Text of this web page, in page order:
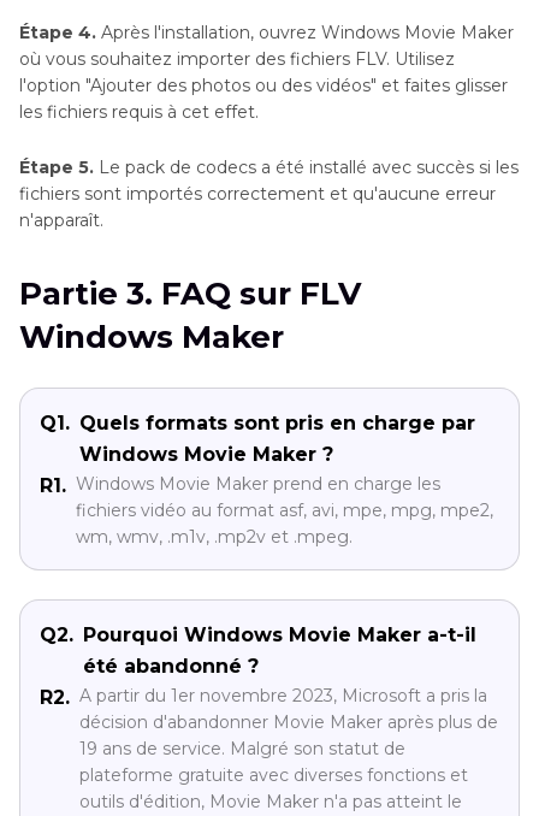
Étape 4. Après l'installation, ouvrez Windows Movie Maker
où vous souhaitez importer des fichiers FLV. Utilisez
l'option "Ajouter des photos ou des vidéos" et faites glisser
les fichiers requis à cet effet.
Étape 5. Le pack de codecs a été installé avec succès si les
fichiers sont importés correctement et qu'aucune erreur
n'apparaît.
Partie 3. FAQ sur FLV
Windows Maker
Q1. Quels formats sont pris en charge par
Windows Movie Maker ?
R1. Windows Movie Maker prend en charge les
fichiers vidéo au format asf, avi, mpe, mpg, mpe2,
wm, wmv, .m1v, .mp2v et .mpeg.
Q2. Pourquoi Windows Movie Maker a-t-il
été abandonné ?
R2. A partir du 1er novembre 2023, Microsoft a pris la
décision d'abandonner Movie Maker après plus de
19 ans de service. Malgré son statut de
plateforme gratuite avec diverses fonctions et
outils d'édition, Movie Maker n'a pas atteint le